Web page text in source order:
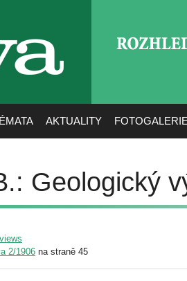
AKTUALITY
Geologický
2/1906 na straně 45